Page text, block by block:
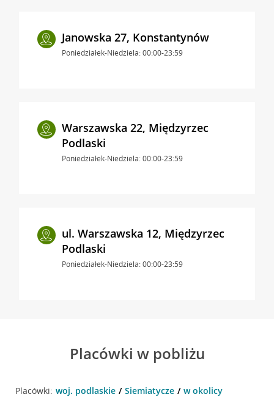
Janowska 27, Konstantynów
Poniedziałek-Niedziela: 00:00-23:59
Warszawska 22, Międzyrzec
Podlaski
Poniedziałek-Niedziela: 00:00-23:59
ul. Warszawska 12, Międzyrzec
Podlaski
Poniedziałek-Niedziela: 00:00-23:59
Placówki w pobliżu
Placówki: woj. podlaskie Siemiatycze w okolicy